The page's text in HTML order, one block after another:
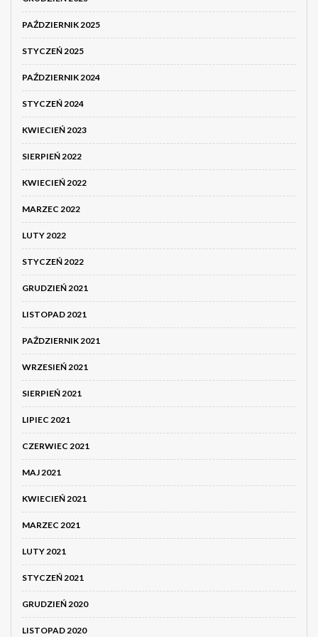
PAŹDZIERNIK 2025
STYCZEŃ 2025
PAŹDZIERNIK 2024
STYCZEŃ 2024
KWIECIEŃ 2023
SIERPIEŃ 2022
KWIECIEŃ 2022
MARZEC 2022
LUTY 2022
STYCZEŃ 2022
GRUDZIEŃ 2021
LISTOPAD 2021
PAŹDZIERNIK 2021
WRZESIEŃ 2021
SIERPIEŃ 2021
LIPIEC 2021
CZERWIEC 2021
MAJ 2021
KWIECIEŃ 2021
MARZEC 2021
LUTY 2021
STYCZEŃ 2021
GRUDZIEŃ 2020
LISTOPAD 2020